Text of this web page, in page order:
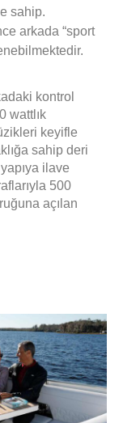
sahip.
arkada “sport
kontrol
wattlık
keyifle
sahip deri
ilave
500
açılan